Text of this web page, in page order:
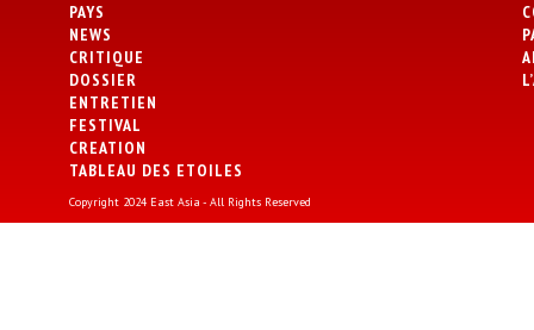
PAYS
NEWS
CRITIQUE
DOSSIER
ENTRETIEN
FESTIVAL
CREATION
TABLEAU DES ETOILES
Copyright 2024 East Asia - All Rights Reserved